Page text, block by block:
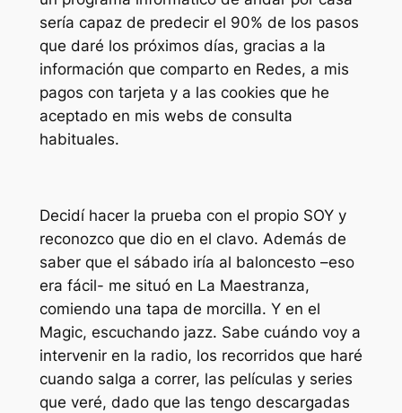
sería capaz de predecir el 90% de los pasos
que daré los próximos días, gracias a la
información que comparto en Redes, a mis
pagos con tarjeta y a las cookies que he
aceptado en mis webs de consulta
habituales.
Decidí hacer la prueba con el propio SOY y
reconozco que dio en el clavo. Además de
saber que el sábado iría al baloncesto –eso
era fácil- me situó en La Maestranza,
comiendo una tapa de morcilla. Y en el
Magic, escuchando jazz. Sabe cuándo voy a
intervenir en la radio, los recorridos que haré
cuando salga a correr, las películas y series
que veré, dado que las tengo descargadas